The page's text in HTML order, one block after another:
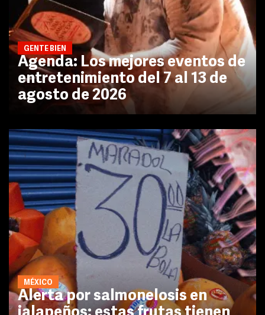
GENTE BIEN
Agenda: Los mejores eventos de
entretenimiento del 7 al 13 de
agosto de 2026
MÉXICO
Alerta por salmonelosis en